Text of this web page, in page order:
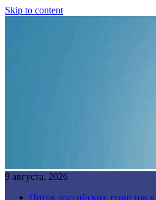
Skip to content
9 августа, 2026
Поток российских туристов